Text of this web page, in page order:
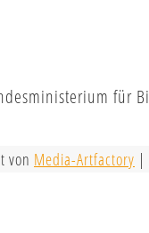
von Media-Artfactory |